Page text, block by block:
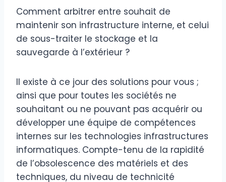
Comment arbitrer entre souhait de
maintenir son infrastructure interne, et celui
de sous-traiter le stockage et la
sauvegarde à l’extérieur ?
Il existe à ce jour des solutions pour vous ;
ainsi que pour toutes les sociétés ne
souhaitant ou ne pouvant pas acquérir ou
développer une équipe de compétences
internes sur les technologies infrastructures
informatiques. Compte-tenu de la rapidité
de l’obsolescence des matériels et des
techniques, du niveau de technicité